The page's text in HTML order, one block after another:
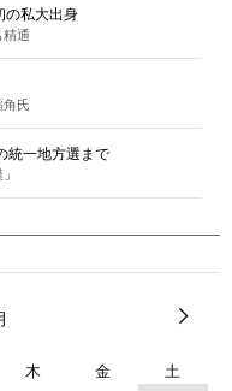
の私大出身
通
氏
統一地方選まで
木 金 土